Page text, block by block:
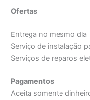
Ofertas
Entrega no mesmo dia
Serviço de instalação
Serviços de reparos
Pagamentos
Aceita somente